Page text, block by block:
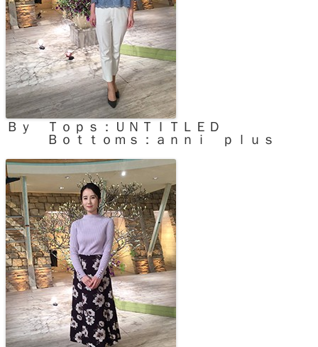
Ｂｙ Ｔｏｐｓ：ＵＮＴＩＴＬＥＤ
Ｂｏｔｔｏｍｓ：ａｎｎｉ ｐｌｕｓ